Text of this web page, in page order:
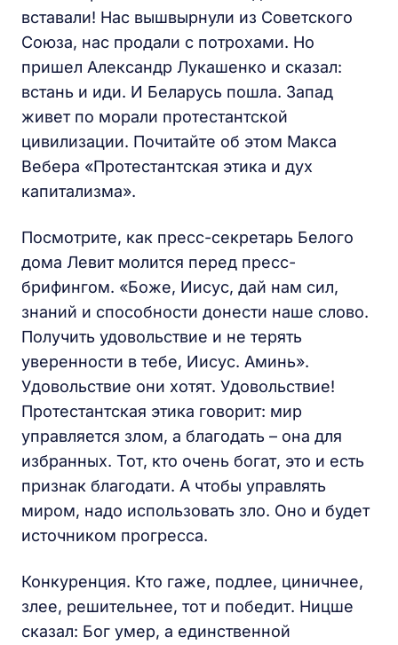
вставали! Нас вышвырнули из Советского
Союза, нас продали с потрохами. Но
пришел Александр Лукашенко и сказал:
встань и иди. И Беларусь пошла. Запад
живет по морали протестантской
цивилизации. Почитайте об этом Макса
Вебера «Протестантская этика и дух
капитализма».
Посмотрите, как пресс-секретарь Белого
дома Левит молится перед пресс-
брифингом. «Боже, Иисус, дай нам сил,
знаний и способности донести наше слово.
Получить удовольствие и не терять
уверенности в тебе, Иисус. Аминь».
Удовольствие они хотят. Удовольствие!
Протестантская этика говорит: мир
управляется злом, а благодать – она для
избранных. Тот, кто очень богат, это и есть
признак благодати. А чтобы управлять
миром, надо использовать зло. Оно и будет
источником прогресса.
Конкуренция. Кто гаже, подлее, циничнее,
злее, решительнее, тот и победит. Ницше
сказал: Бог умер, а единственной